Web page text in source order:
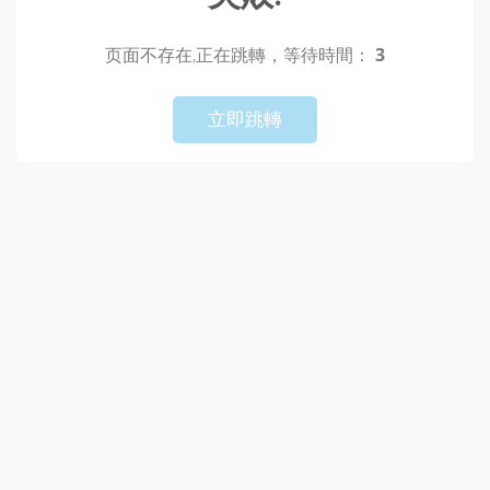
页面不存在,正在跳轉，等待時間： 3
立即跳轉